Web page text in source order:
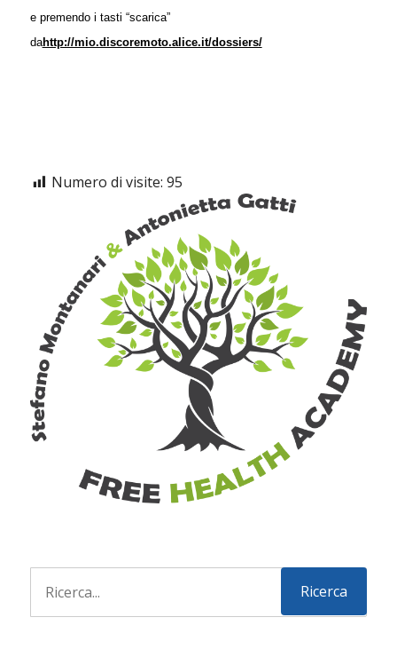
e premendo i tasti “scarica”
dahttp://mio.discoremoto.alice.it/dossiers/
Numero di visite: 95